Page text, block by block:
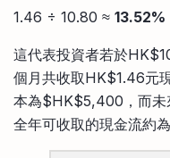
1.46 ÷ 10.80 ≈ 13.52%
這代表投資者若於
個月共收取HK$1.46元
本為$HK$5,400，而未
全年可收取的現金流約